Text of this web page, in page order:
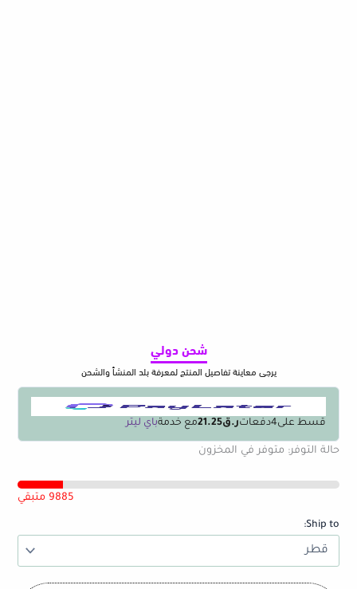
حالة التوفر: متوفر في المخزون
9885 متبقي
Ship to:
كمية
مناديل
أنيقة
قسط على4دفعاتر.ق21.25 مع خدمةباي ليتر
شحن دولي
يرجى معاينة تفاصيل المنتج لمعرفة بلد المنشأ والشحن